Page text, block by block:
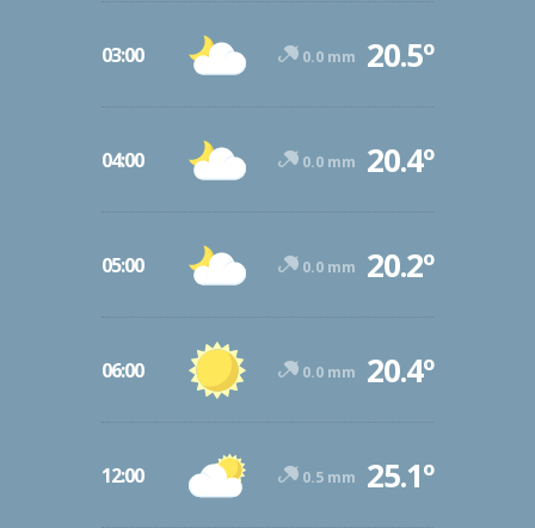
03:00 0.0 mm 20.5º
04:00 0.0 mm 20.4º
05:00 0.0 mm 20.2º
06:00 0.0 mm 20.4º
12:00 0.5 mm 25.1º